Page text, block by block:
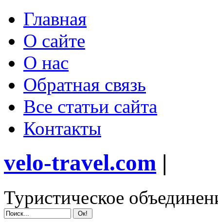
Главная
О сайте
О нас
Обратная связь
Все статьи сайта
Контакты
velo-travel.com |
Туристическое